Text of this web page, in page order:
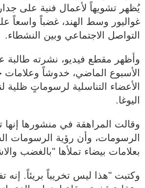
يُظهر تشويهاً لأعمال فنية على
غواليور وسط الهند، غضباً واسعاً
التواصل الاجتماعي وبين النشطاء.
وأظهر مقطع فيديو، نشرته طالبة
الأسبوع الماضي، خدوشاً
الأعضاء التناسلية لرسوماتٍ ظلية
اليوغا.
وقالت المراهقة في منشورها إنها
الرسومات، وأن رؤية الرسومات
بعلامات بيضاء تملأها "بالغضب
وكتبت "هذا ليس تخريباً بريئاً. إنه